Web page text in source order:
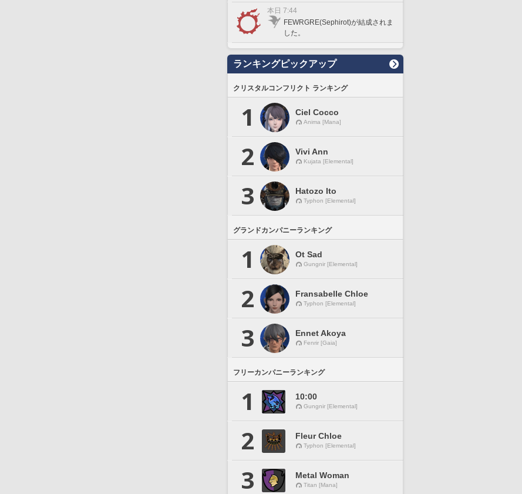
本日 7:44
FEWRGRE(Sephirot)が結成されま
した。
ランキングピックアップ
クリスタルコンフリクト ランキング
1 Ciel Cocco
Anima [Mana]
2 Vivi Ann
Kujata [Elemental]
3 Hatozo Ito
Typhon [Elemental]
グランドカンパニーランキング
1 Ot Sad
Gungnir [Elemental]
2 Fransabelle Chloe
Typhon [Elemental]
3 Ennet Akoya
Fenrir [Gaia]
フリーカンパニーランキング
1 10:00
Gungnir [Elemental]
2 Fleur Chloe
Typhon [Elemental]
3 Metal Woman
Titan [Mana]